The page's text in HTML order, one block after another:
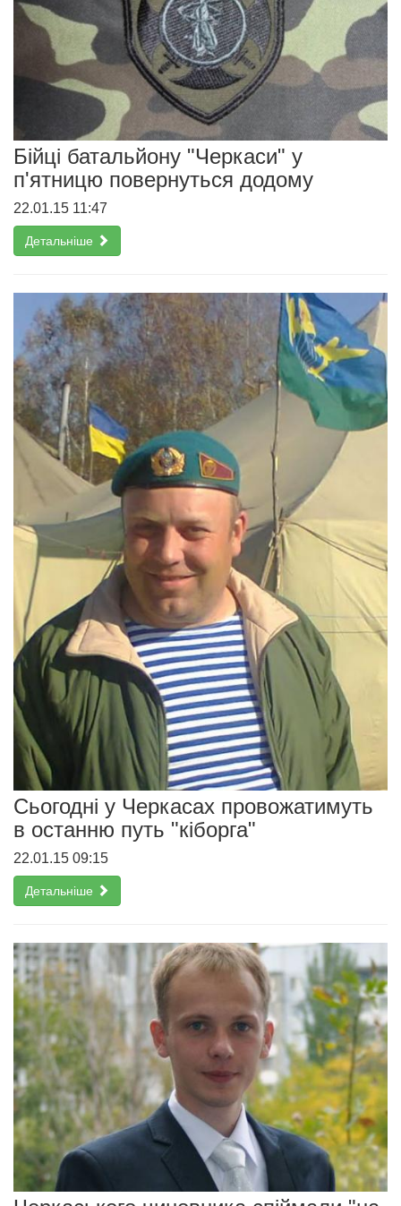
Бійці батальйону "Черкаси" у
п'ятницю повернуться додому
22.01.15 11:47
Детальніше
Cьогодні у Черкасах провожатимуть
в останню путь "кіборга"
22.01.15 09:15
Детальніше